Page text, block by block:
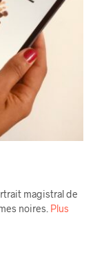
magistral de
noires. Plus